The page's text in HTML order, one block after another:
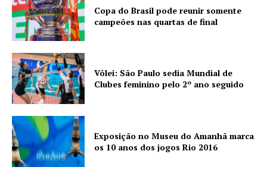
Copa do Brasil pode reunir somente
campeões nas quartas de final
Vôlei: São Paulo sedia Mundial de
Clubes feminino pelo 2º ano seguido
Exposição no Museu do Amanhã marca
os 10 anos dos jogos Rio 2016